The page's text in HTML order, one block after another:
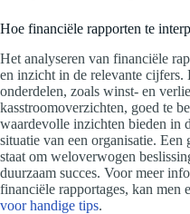
Hoe financiële rapporten te
Het analyseren van financiële
en inzicht in de relevante cijfers.
onderdelen, zoals winst- en
kasstroomoverzichten, goed te
waardevolle inzichten bieden in
situatie van een organisatie.
staat om weloverwogen
duurzaam succes. Voor meer
financiële rapportages, kan men
voor handige tips.